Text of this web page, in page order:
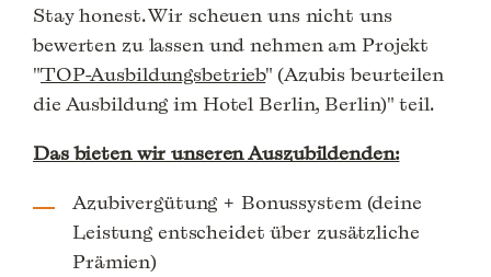
Stay honest. Wir scheuen uns nicht uns
bewerten zu lassen und nehmen am Projekt
"TOP-Ausbildungsbetrieb" (Azubis beurteilen
die Ausbildung im Hotel Berlin, Berlin)" teil.
Das bieten wir unseren Auszubildenden:
Azubivergütung + Bonussystem (deine
Leistung entscheidet über zusätzliche
Prämien)